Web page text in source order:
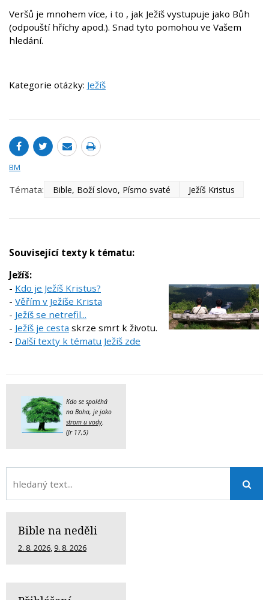
Veršů je mnohem více, i to , jak Ježíš vystupuje jako Bůh
(odpouští hříchy apod.). Snad tyto pomohou ve Vašem
hledání.
Kategorie otázky: Ježíš
BM
Témata: Bible, Boží slovo, Písmo svaté Ježíš Kristus
Související texty k tématu:
Ježíš:
- Kdo je Ježíš Kristus?
- Věřím v Ježíše Krista
- Ježíš se netrefil...
- Ježíš je cesta skrze smrt k životu.
- Další texty k tématu Ježíš zde
Kdo se spoléhá
na Boha, je jako
strom u vody.
(Jr 17,5)
Bible na neděli
2. 8. 2026, 9. 8. 2026